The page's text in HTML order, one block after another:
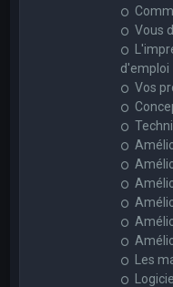
Vous
d'emploi
Vos
Les